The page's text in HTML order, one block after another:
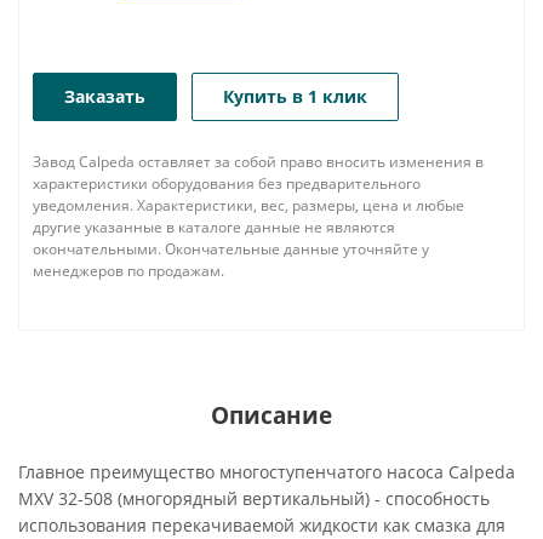
Заказать Купить в 1 клик
Завод Calpeda оставляет за собой право вносить изменения в
характеристики оборудования без предварительного
уведомления. Характеристики, вес, размеры, цена и любые
другие указанные в каталоге данные не являются
окончательными. Окончательные данные уточняйте у
менеджеров по продажам.
Описание
Главное преимущество многоступенчатого насоса Calpeda
MXV 32-508 (многорядный вертикальный) - способность
использования перекачиваемой жидкости как смазка для